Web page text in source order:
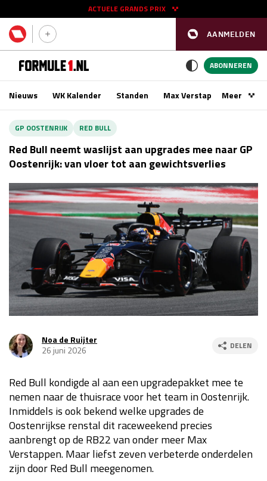
AANMELDEN
ACTUELE GRANDS PRIX
11 - 13 sep
Race
GP AZERBEIDZJAN 2026 24 - 26 sep
Kwalificatie
vr 14:00 - 15:00
Race
za 13:00 - 15:00
Kwalificatie
za 15:00 - 16:00
Race
zo 14:00 - 16:00
Kwalificatie
za 23:00 - 00:00
Race
zo 21:00 - 23:00
GP MEXICO 2026
Kwalificatie
za 19:00 - 20:00
Race
zo 18:00 - 20:00
ABONNEREN
Nieuws WK Kalender Standen Max VerstappenMeer
GP OOSTENRIJK RED BULL
Red Bull neemt waslijst aan upgrades mee naar GP
Oostenrijk: van vloer tot aan gewichtsverlies
Noa de Ruijter
26 juni 2026
DELEN
Red Bull kondigde al aan een upgradepakket mee te
nemen naar de thuisrace voor het team in Oostenrijk.
Inmiddels is ook bekend welke upgrades de
Oostenrijkse renstal dit raceweekend precies
aanbrengt op de RB22 van onder meer Max
Verstappen. Maar liefst zeven verbeterde onderdelen
zijn door Red Bull meegenomen.